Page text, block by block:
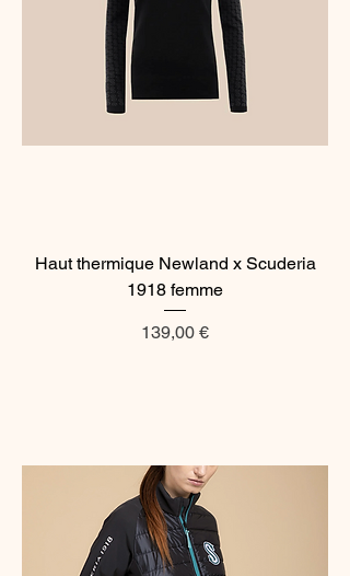
Haut thermique Newland x Scuderia
1918 femme
Prix
139,00 €